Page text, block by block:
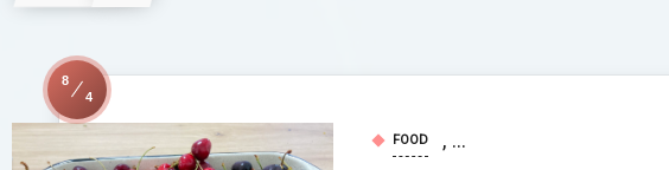
FOOD , …
8
4